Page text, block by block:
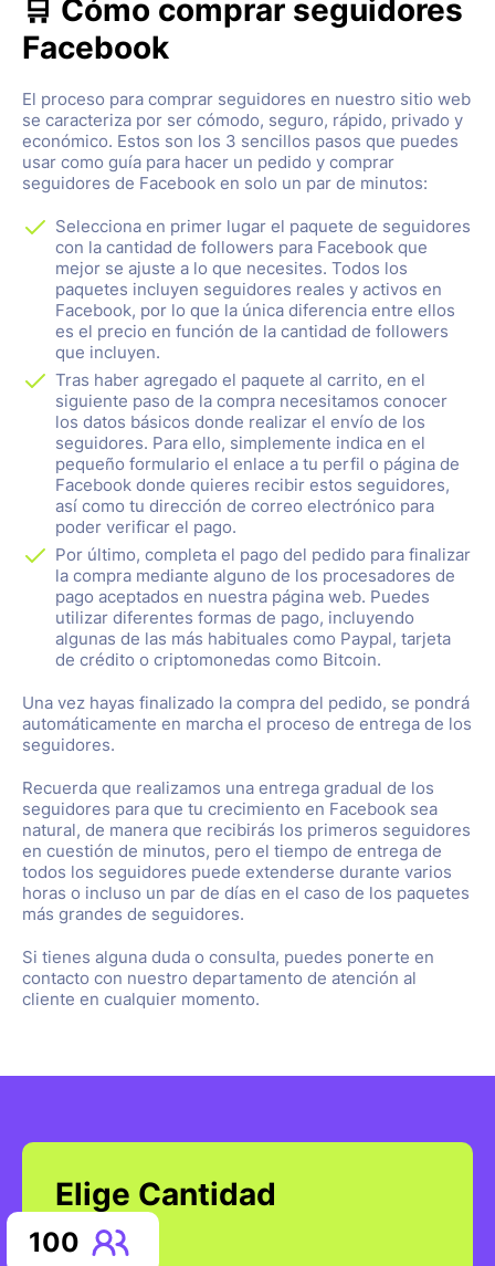
🛒 Cómo comprar seguidores
Facebook
El proceso para comprar seguidores en nuestro sitio web
se caracteriza por ser cómodo, seguro, rápido, privado y
económico. Estos son los 3 sencillos pasos que puedes
usar como guía para hacer un pedido y comprar
seguidores de Facebook en solo un par de minutos:
Selecciona en primer lugar el paquete de seguidores
con la cantidad de followers para Facebook que
mejor se ajuste a lo que necesites. Todos los
paquetes incluyen seguidores reales y activos en
Facebook, por lo que la única diferencia entre ellos
es el precio en función de la cantidad de followers
que incluyen.
Tras haber agregado el paquete al carrito, en el
siguiente paso de la compra necesitamos conocer
los datos básicos donde realizar el envío de los
seguidores. Para ello, simplemente indica en el
pequeño formulario el enlace a tu perfil o página de
Facebook donde quieres recibir estos seguidores,
así como tu dirección de correo electrónico para
poder verificar el pago.
Por último, completa el pago del pedido para finalizar
la compra mediante alguno de los procesadores de
pago aceptados en nuestra página web. Puedes
utilizar diferentes formas de pago, incluyendo
algunas de las más habituales como Paypal, tarjeta
de crédito o criptomonedas como Bitcoin.
Una vez hayas finalizado la compra del pedido, se pondrá
automáticamente en marcha el proceso de entrega de los
seguidores.
Recuerda que realizamos una entrega gradual de los
seguidores para que tu crecimiento en Facebook sea
natural, de manera que recibirás los primeros seguidores
en cuestión de minutos, pero el tiempo de entrega de
todos los seguidores puede extenderse durante varios
horas o incluso un par de días en el caso de los paquetes
más grandes de seguidores.
Si tienes alguna duda o consulta, puedes ponerte en
contacto con nuestro departamento de atención al
cliente en cualquier momento.
Elige Cantidad
100